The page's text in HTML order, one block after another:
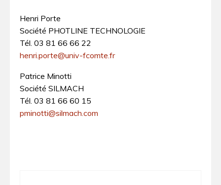
Henri Porte
Société PHOTLINE TECHNOLOGIE
Tél. 03 81 66 66 22
henri.porte@univ-fcomte.fr
Patrice Minotti
Société SILMACH
Tél. 03 81 66 60 15
pminotti@silmach.com